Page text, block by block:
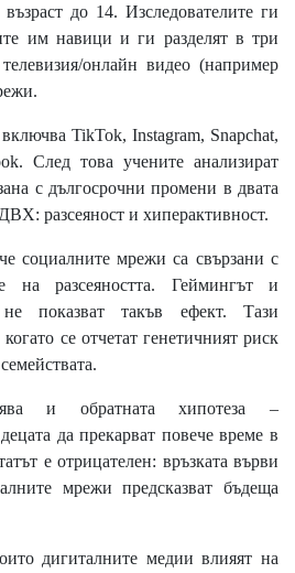
до 14. Изследователите ги
им навици и ги разделят в три
онлайн видео (например
TikTok, Instagram, Snapchat,
След това учените анализират
с дългосрочни промени в двата
разсеяност и хиперактивност.
социалните мрежи са свързани с
на разсеяността. Геймингът и
показват такъв ефект. Тази
се отчетат генетичният риск
и обратната хипотеза –
да прекарват повече време в
е отрицателен: връзката върви
мрежи предсказват бъдеща
дигиталните медии влияят на